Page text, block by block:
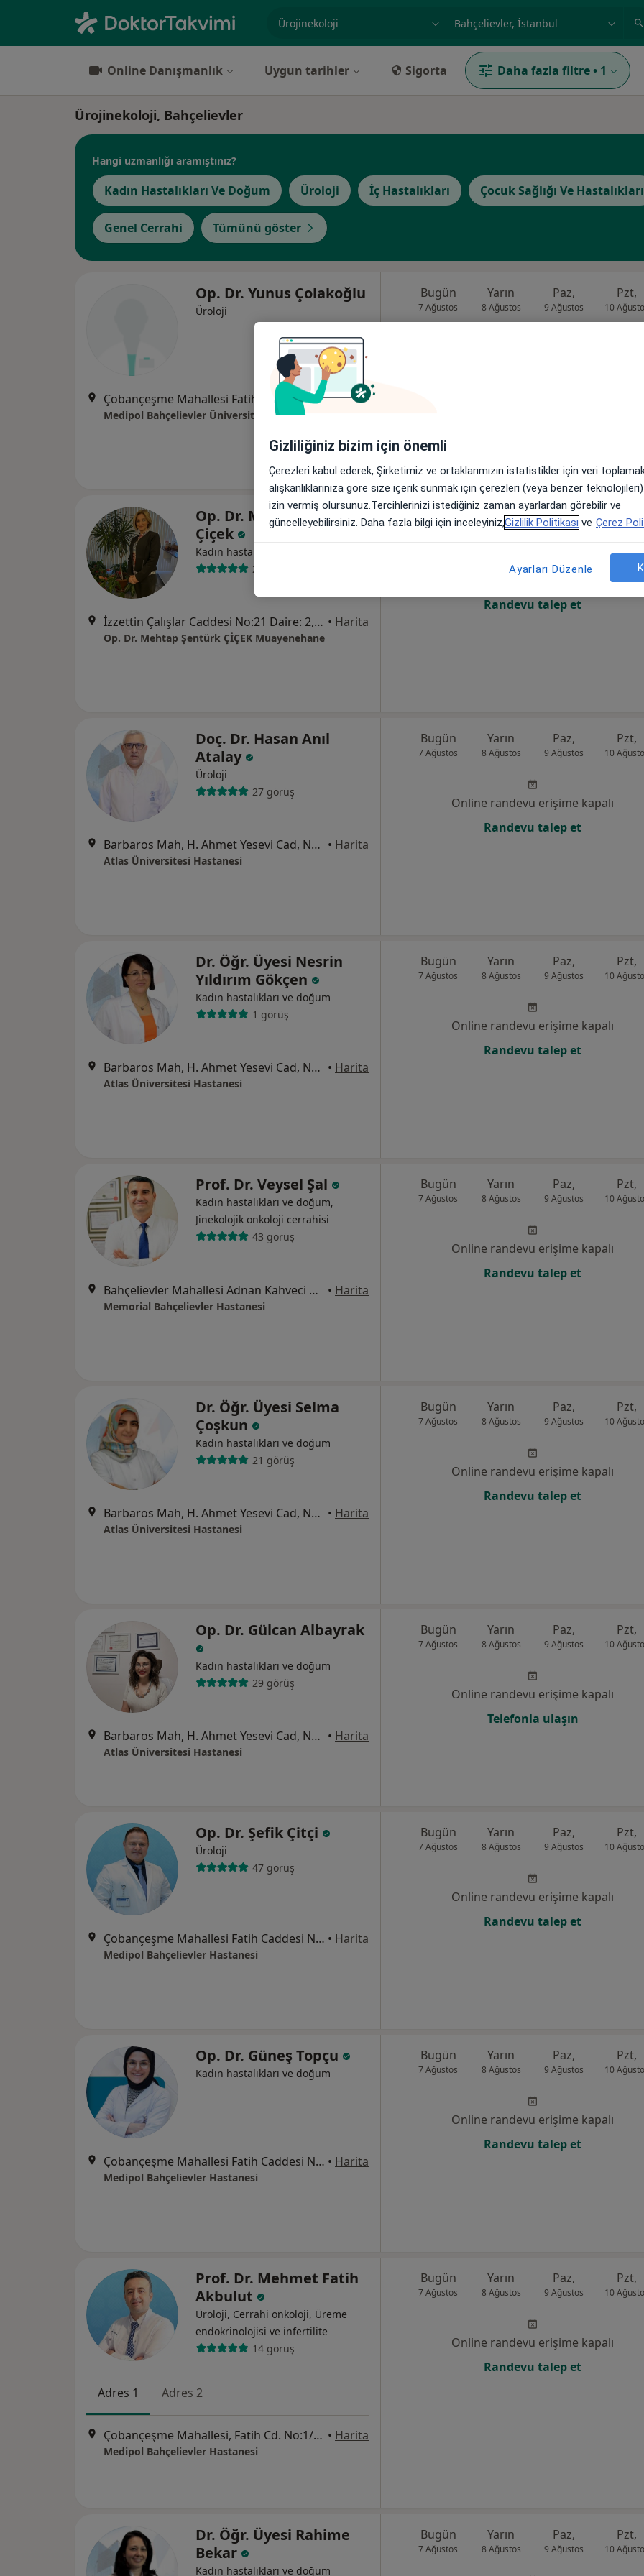
Uzmanlık, ilgi alanı ve hastalık, isimörnek: İstanbul
Online Danışmanlık Uygun tarihler Sigorta Daha fazla filtre • 1
Ürojinekoloji, Bahçelievler
Hangi uzmanlığı aramıştınız?
Kadın Hastalıkları Ve Doğum Üroloji İç Hastalıkları Çocuk Sağlığı Ve Hastalıkları
Genel Cerrahi Tümünü göster
Op. Dr. Yunus Çolakoğlu
Üroloji
Çobançeşme Mahallesi Fatih Caddesi No:1/8, Bahçelievler•Harita
Medipol Bahçelievler Üniversite Hastanesi
Bugün
7 Ağustos
Yarın
8 Ağustos
Paz,
9 Ağustos
Pzt,
10
Op. Dr. Mehtap Şentürk
Çiçek
Kadın hastalıkları ve doğum
209 görüş
İzzettin Çalışlar Caddesi No:21 Daire: 2, İstanbul • Harita
Op. Dr. Mehtap Şentürk ÇİÇEK Muayenehane
Bugün
7 Ağustos
Yarın
8 Ağustos
Paz,
9 Ağustos
Pzt,
10
Online randevu erişime kapalı
Randevu talep et
Doç. Dr. Hasan Anıl
Atalay
Üroloji
27 görüş
Barbaros Mah, H. Ahmet Yesevi Cad, No: 149 Güneşli - Bağcılar / İstanbul, Bağcılar • Harita
Atlas Üniversitesi Hastanesi
Bugün
7 Ağustos
Yarın
8 Ağustos
Paz,
9 Ağustos
Pzt,
10
Online randevu erişime kapalı
Randevu talep et
Dr. Öğr. Üyesi Nesrin
Yıldırım Gökçen
Kadın hastalıkları ve doğum
1 görüş
Barbaros Mah, H. Ahmet Yesevi Cad, No: 149 Güneşli - Bağcılar / İstanbul, Bağcılar • Harita
Atlas Üniversitesi Hastanesi
Bugün
7 Ağustos
Yarın
8 Ağustos
Paz,
9 Ağustos
Pzt,
10
Online randevu erişime kapalı
Randevu talep et
Prof. Dr. Veysel Şal
Kadın hastalıkları ve doğum,
Jinekolojik onkoloji cerrahisi
43 görüş
Bahçelievler Mahallesi Adnan Kahveci Bulvarı No:227, Bahçelievler • Harita
Memorial Bahçelievler Hastanesi
Bugün
7 Ağustos
Yarın
8 Ağustos
Paz,
9 Ağustos
Pzt,
10
Online randevu erişime kapalı
Randevu talep et
Dr. Öğr. Üyesi Selma
Çoşkun
Kadın hastalıkları ve doğum
21 görüş
Barbaros Mah, H. Ahmet Yesevi Cad, No: 149 Güneşli - Bağcılar / İstanbul, Bağcılar • Harita
Atlas Üniversitesi Hastanesi
Bugün
7 Ağustos
Yarın
8 Ağustos
Paz,
9 Ağustos
Pzt,
10
Online randevu erişime kapalı
Randevu talep et
Op. Dr. Gülcan Albayrak
Kadın hastalıkları ve doğum
29 görüş
Barbaros Mah, H. Ahmet Yesevi Cad, No: 149 Güneşli - Bağcılar / İstanbul, Bağcılar • Harita
Atlas Üniversitesi Hastanesi
Bugün
7 Ağustos
Yarın
8 Ağustos
Paz,
9 Ağustos
Pzt,
10
Online randevu erişime kapalı
Telefonla ulaşın
Op. Dr. Şefik Çitçi
Üroloji
47 görüş
Çobançeşme Mahallesi Fatih Caddesi No:1/8, Bahçelievler • Harita
Medipol Bahçelievler Hastanesi
Bugün
7 Ağustos
Yarın
8 Ağustos
Paz,
9 Ağustos
Pzt,
10
Online randevu erişime kapalı
Randevu talep et
Op. Dr. Güneş Topçu
Kadın hastalıkları ve doğum
Çobançeşme Mahallesi Fatih Caddesi No:1/8, Bahçelievler • Harita
Medipol Bahçelievler Hastanesi
Bugün
7 Ağustos
Yarın
8 Ağustos
Paz,
9 Ağustos
Pzt,
10
Online randevu erişime kapalı
Randevu talep et
Prof. Dr. Mehmet Fatih
Akbulut
Üroloji, Cerrahi onkoloji, Üreme
endokrinolojisi ve i̇nfertilite
14 görüş
Adres 1 Adres 2
Çobançeşme Mahallesi, Fatih Cd. No:1/8, İstanbul • Harita
Medipol Bahçelievler Hastanesi
Bugün
7 Ağustos
Yarın
8 Ağustos
Paz,
9 Ağustos
Pzt,
10
Online randevu erişime kapalı
Randevu talep et
Dr. Öğr. Üyesi Rahime
Bekar
Kadın hastalıkları ve doğum
Bugün
7 Ağustos
Yarın
8 Ağustos
Paz,
9 Ağustos
Pzt,
10
Gizliliğiniz bizim için önemli
Çerezleri kabul ederek, Şirketimiz ve ortaklarımızın istatistikler için veri
alışkanlıklarınıza göre size içerik sunmak için çerezleri (veya benzer
izin vermiş olursunuz.Tercihlerinizi istediğiniz zaman ayarlardan görebilir ve
güncelleyebilirsiniz. Daha fazla bilgi için inceleyiniz,Gizlilik Politikası ve Çerez
Ayarları Düzenle